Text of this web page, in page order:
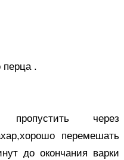
перца .
через
перемешать
до окончания варки